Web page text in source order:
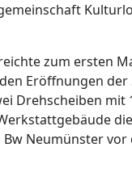
zum ersten
Eröffnungen der
Drehscheiben mit
Neumünster